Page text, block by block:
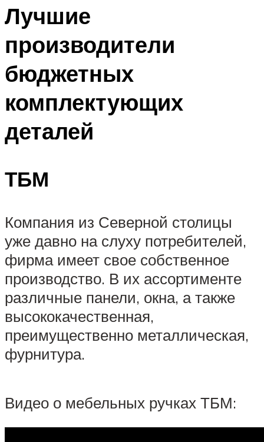
Лучшие
производители
бюджетных
комплектующих
деталей
ТБМ
Компания из Северной столицы
уже давно на слуху потребителей,
фирма имеет свое собственное
производство. В их ассортименте
различные панели, окна, а также
высококачественная,
преимущественно металлическая,
фурнитура.
Видео о мебельных ручках ТБМ: